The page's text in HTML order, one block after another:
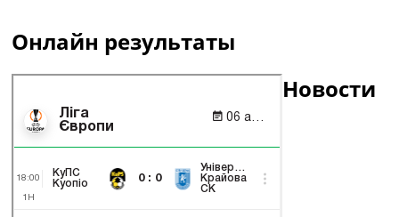
Онлайн результаты
Новости